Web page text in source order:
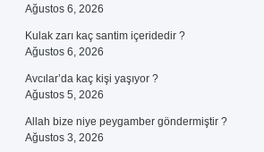
Ağustos 6, 2026
Kulak zarı kaç santim içeridedir ?
Ağustos 6, 2026
Avcılar’da kaç kişi yaşıyor ?
Ağustos 5, 2026
Allah bize niye peygamber göndermiştir ?
Ağustos 3, 2026